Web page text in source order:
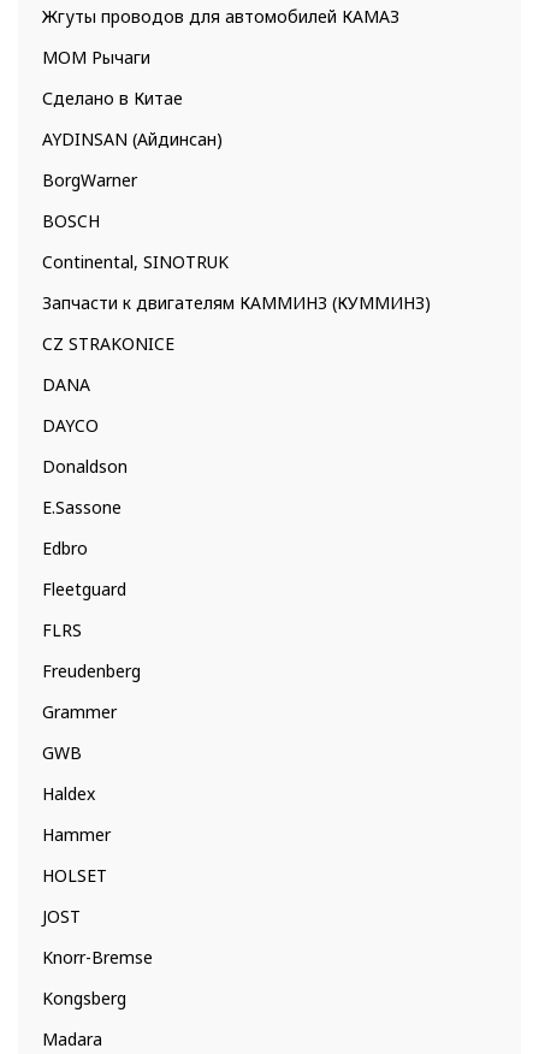
Жгуты проводов для автомобилей КАМАЗ
МОМ Рычаги
Сделано в Китае
AYDINSAN (Айдинсан)
BorgWarner
BOSCH
Continental, SINOTRUK
Запчасти к двигателям КАММИНЗ (КУММИНЗ)
CZ STRAKONICE
DANA
DAYCO
Donaldson
E.Sassone
Edbro
Fleetguard
FLRS
Freudenberg
Grammer
GWB
Haldex
Hammer
HOLSET
JOST
Knorr-Bremse
Kongsberg
Madara